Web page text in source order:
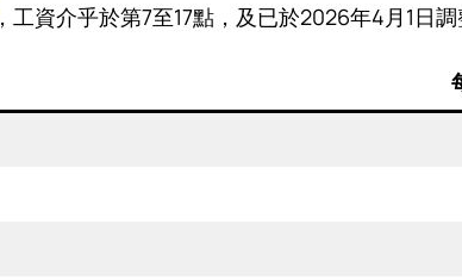
，工資介乎於第7至17點，及已於2026年4月1日